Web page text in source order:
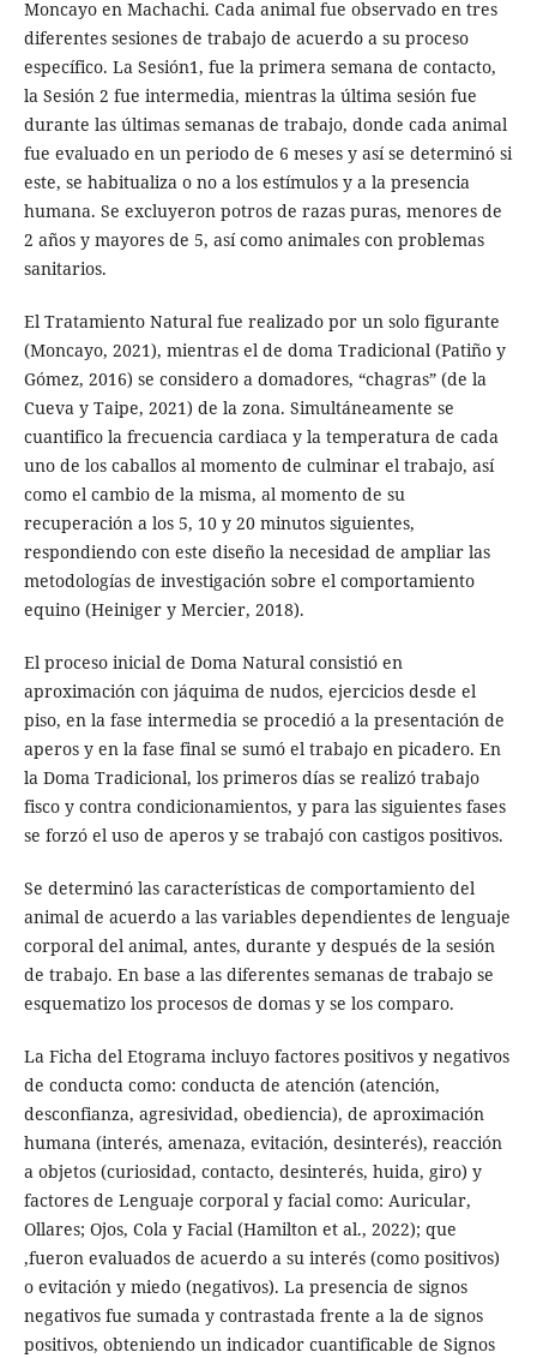
Moncayo en Machachi. Cada animal fue observado en tres
diferentes sesiones de trabajo de acuerdo a su proceso
específico. La Sesión1, fue la primera semana de contacto,
la Sesión 2 fue intermedia, mientras la última sesión fue
durante las últimas semanas de trabajo, donde cada animal
fue evaluado en un periodo de 6 meses y así se determinó si
este, se habitualiza o no a los estímulos y a la presencia
humana. Se excluyeron potros de razas puras, menores de
2 años y mayores de 5, así como animales con problemas
sanitarios.
El Tratamiento Natural fue realizado por un solo figurante
(Moncayo, 2021), mientras el de doma Tradicional (Patiño y
Gómez, 2016) se considero a domadores, “chagras” (de la
Cueva y Taipe, 2021) de la zona. Simultáneamente se
cuantifico la frecuencia cardiaca y la temperatura de cada
uno de los caballos al momento de culminar el trabajo, así
como el cambio de la misma, al momento de su
recuperación a los 5, 10 y 20 minutos siguientes,
respondiendo con este diseño la necesidad de ampliar las
metodologías de investigación sobre el comportamiento
equino (Heiniger y Mercier, 2018).
El proceso inicial de Doma Natural consistió en
aproximación con jáquima de nudos, ejercicios desde el
piso, en la fase intermedia se procedió a la presentación de
aperos y en la fase final se sumó el trabajo en picadero. En
la Doma Tradicional, los primeros días se realizó trabajo
fisco y contra condicionamientos, y para las siguientes fases
se forzó el uso de aperos y se trabajó con castigos positivos.
Se determinó las características de comportamiento del
animal de acuerdo a las variables dependientes de lenguaje
corporal del animal, antes, durante y después de la sesión
de trabajo. En base a las diferentes semanas de trabajo se
esquematizo los procesos de domas y se los comparo.
La Ficha del Etograma incluyo factores positivos y negativos
de conducta como: conducta de atención (atención,
desconfianza, agresividad, obediencia), de aproximación
humana (interés, amenaza, evitación, desinterés), reacción
a objetos (curiosidad, contacto, desinterés, huida, giro) y
factores de Lenguaje corporal y facial como: Auricular,
Ollares; Ojos, Cola y Facial (Hamilton et al., 2022); que
,fueron evaluados de acuerdo a su interés (como positivos)
o evitación y miedo (negativos). La presencia de signos
negativos fue sumada y contrastada frente a la de signos
positivos, obteniendo un indicador cuantificable de Signos